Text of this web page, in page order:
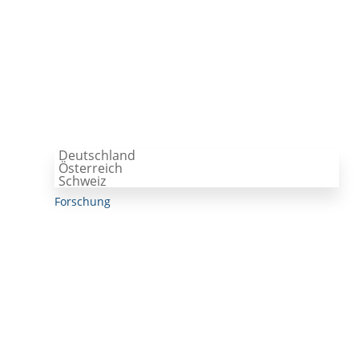
Deutschland
Österreich
Schweiz
Forschung